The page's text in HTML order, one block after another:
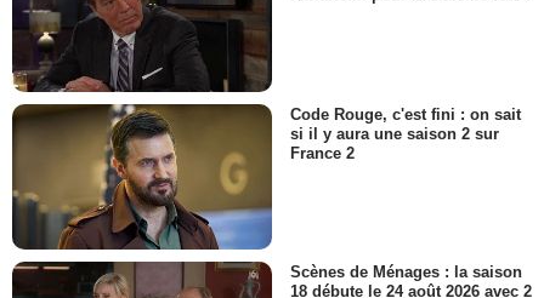
Code Rouge, c'est fini : on sait
si il y aura une saison 2 sur
France 2
Scènes de Ménages : la saison
18 débute le 24 août 2026 avec 2